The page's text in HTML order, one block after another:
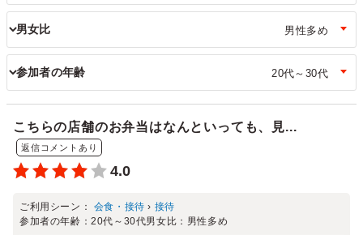
男女比
参加者の年齢
こちらの店舗のお弁当はなんといっても、見...
返信コメントあり
4.0
ご利用シーン： 会食・接待 › 接待
参加者の年齢：20代～30代男女比： 男性多め